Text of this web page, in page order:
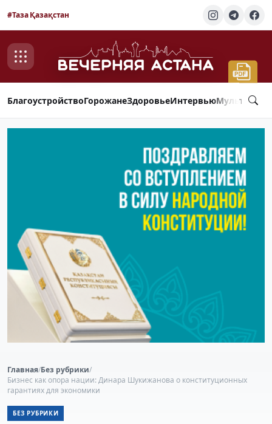
#Таза Қазақстан
БлагоустройствоГорожанеЗдоровьеИнтервью
Главная/Без рубрики/
Бизнес как опора нации: Динара Шукижанова о конституционных
гарантиях для экономики
БЕЗ РУБРИКИ